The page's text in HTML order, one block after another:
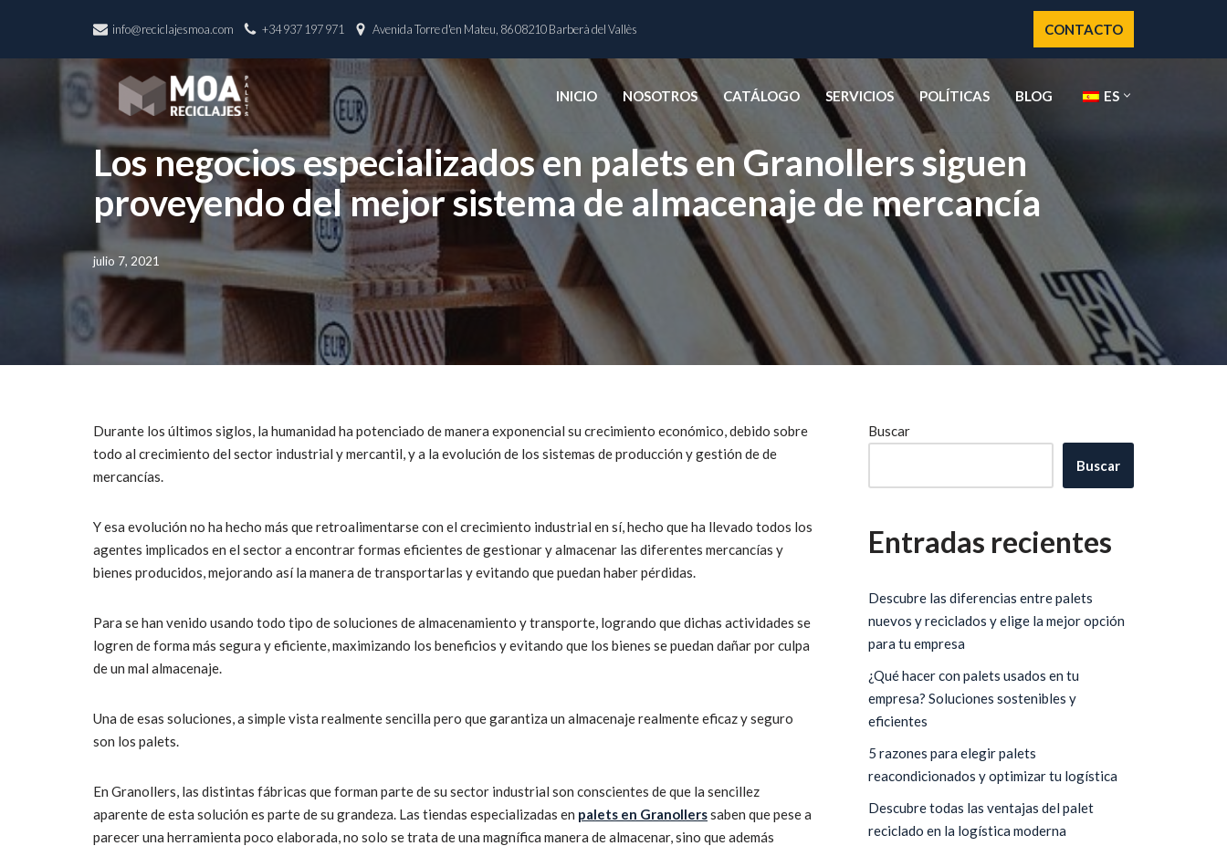
info@reciclajesmoa.com +34 937 197 971 Avenida Torre d'en Mateu, 86 08210 Barberà del Vallès CONTACTO
INICIO NOSOTROS CATÁLOGO SERVICIOS POLÍTICAS BLOG ES
Los negocios especializados en palets en Granollers siguen
proveyendo del mejor sistema de almacenaje de mercancía
julio 7, 2021
Durante los últimos siglos, la humanidad ha potenciado de manera exponencial su crecimiento económico, debido sobre
todo al crecimiento del sector industrial y mercantil, y a la evolución de los sistemas de producción y gestión de de
mercancías.
Y esa evolución no ha hecho más que retroalimentarse con el crecimiento industrial en sí, hecho que ha llevado todos los
agentes implicados en el sector a encontrar formas eficientes de gestionar y almacenar las diferentes mercancías y
bienes producidos, mejorando así la manera de transportarlas y evitando que puedan haber pérdidas.
Para se han venido usando todo tipo de soluciones de almacenamiento y transporte, logrando que dichas actividades se
logren de forma más segura y eficiente, maximizando los beneficios y evitando que los bienes se puedan dañar por culpa
de un mal almacenaje.
Una de esas soluciones, a simple vista realmente sencilla pero que garantiza un almacenaje realmente eficaz y seguro
son los palets.
En Granollers, las distintas fábricas que forman parte de su sector industrial son conscientes de que la sencillez
aparente de esta solución es parte de su grandeza. Las tiendas especializadas en palets en Granollerssaben que pese a
parecer una herramienta poco elaborada, no solo se trata de una magnífica manera de almacenar, sino que además
Buscar
Buscar
Entradas recientes
Descubre las diferencias entre palets
nuevos y reciclados y elige la mejor opción
para tu empresa
¿Qué hacer con palets usados en tu
empresa? Soluciones sostenibles y
eficientes
5 razones para elegir palets
reacondicionados y optimizar tu logística
Descubre todas las ventajas del palet
reciclado en la logística moderna